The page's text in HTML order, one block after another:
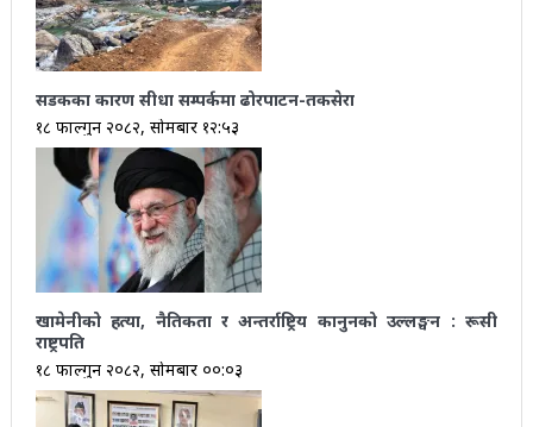
सडकका कारण सीधा सम्पर्कमा ढोरपाटन-तकसेरा
१८ फाल्गुन २०८२, सोमबार १२:५३
खामेनीको हत्या, नैतिकता र अन्तर्राष्ट्रिय कानुनको उल्लङ्घन : रूसी
राष्ट्रपति
१८ फाल्गुन २०८२, सोमबार ००:०३